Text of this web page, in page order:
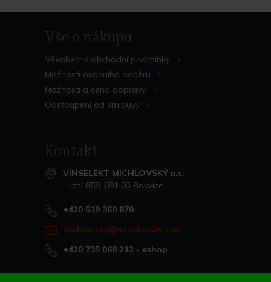
Vše o nákupu
Všeobecné obchodní podmínky
Možnosti osobního odběru
Možnosti a cena dopravy
Odstoupení od smlouvy
Kontakt
VINSELEKT MICHLOVSKÝ a.s.
Luční 858, 691 03 Rakvice
+420 519 360 870
michlovsky@michlovsky.com
+420 735 068 212 - eshop